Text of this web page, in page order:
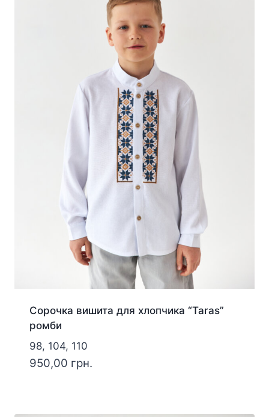
Сорочка вишита для хлопчика “Taras”
ромби
98, 104, 110
950,00 грн.